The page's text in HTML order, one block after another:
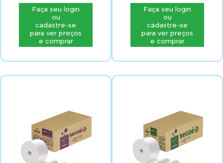
Faça seu login
ou
cadastre-se
para ver preços
e comprar
Faça seu login
ou
cadastre-se
para ver preços
e comprar